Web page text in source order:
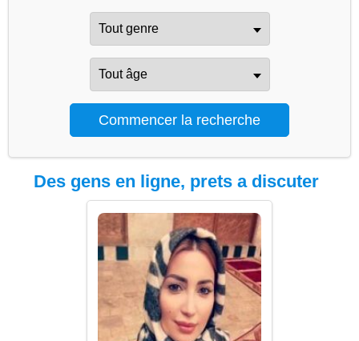
Des gens en ligne, prets a discuter